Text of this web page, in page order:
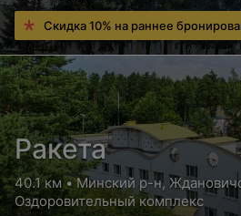
Скидка 10% на раннее
Ракета
40.1 км • Минский р-н,
Оздоровительный комплекс